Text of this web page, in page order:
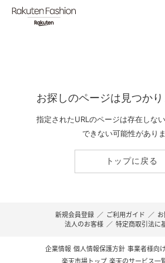
お探しのページは見つか
指定されたURLのページは存在しな
できない可能性がありま
トップに戻る
新規会員登録 ／ ご利用ガイド ／
法人のお客様 ／ 特定商取引法に
企業情報 個人情報保護方針 事業者様向
楽天市場トップ 楽天のサービス一